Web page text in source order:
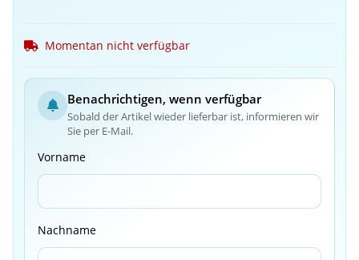
Momentan nicht verfügbar
Benachrichtigen, wenn verfügbar
Sobald der Artikel wieder lieferbar ist, informieren wir
Sie per E-Mail.
Vorname
Nachname